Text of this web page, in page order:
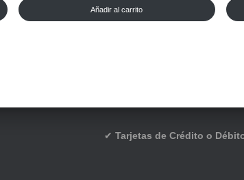
Añadir al carrito
✔ Tarjetas de Crédito o